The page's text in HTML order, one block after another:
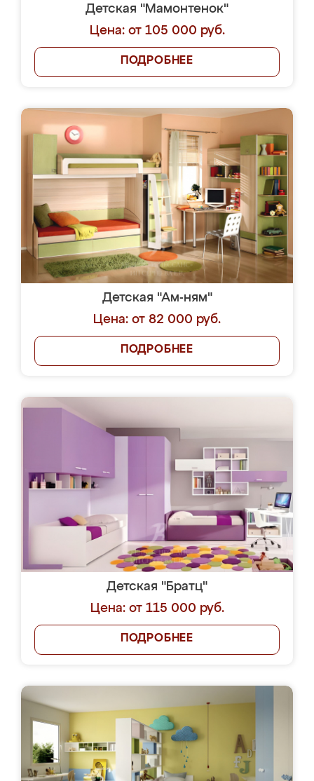
Детская "Мамонтенок"
Цена: от 105 000 руб.
ПОДРОБНЕЕ
Детская "Ам-ням"
Цена: от 82 000 руб.
ПОДРОБНЕЕ
Детская "Братц"
Цена: от 115 000 руб.
ПОДРОБНЕЕ